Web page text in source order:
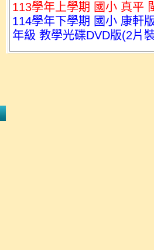
113學年上學期 國小 真平
114學年下學期 國小 康軒
年級 教學光碟DVD版(2片